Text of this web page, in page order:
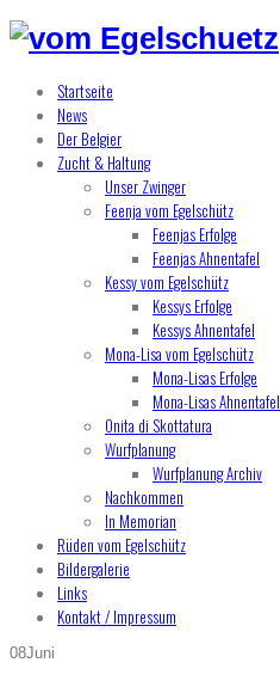
Startseite
News
Der Belgier
Zucht & Haltung
Unser Zwinger
Feenja vom Egelschütz
Feenjas Erfolge
Feenjas Ahnentafel
Kessy vom Egelschütz
Kessys Erfolge
Kessys Ahnentafel
Mona-Lisa vom Egelschütz
Mona-Lisas Erfolge
Mona-Lisas Ahnentafel
Onita di Skottatura
Wurfplanung
Wurfplanung Archiv
Nachkommen
In Memorian
Rüden vom Egelschütz
Bildergalerie
Links
Kontakt / Impressum
08Juni